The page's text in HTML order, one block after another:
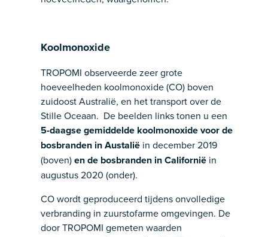
Koolmonoxide
TROPOMI observeerde zeer grote
hoeveelheden koolmonoxide (CO) boven
zuidoost Australië, en het transport over de
Stille Oceaan. De beelden links tonen u een
5-daagse gemiddelde koolmonoxide voor de
bosbranden in Austalië in december 2019
(boven)en de bosbranden in Californië in
augustus 2020 (onder).
CO wordt geproduceerd tijdens onvolledige
verbranding in zuurstofarme omgevingen. De
door TROPOMI gemeten waarden